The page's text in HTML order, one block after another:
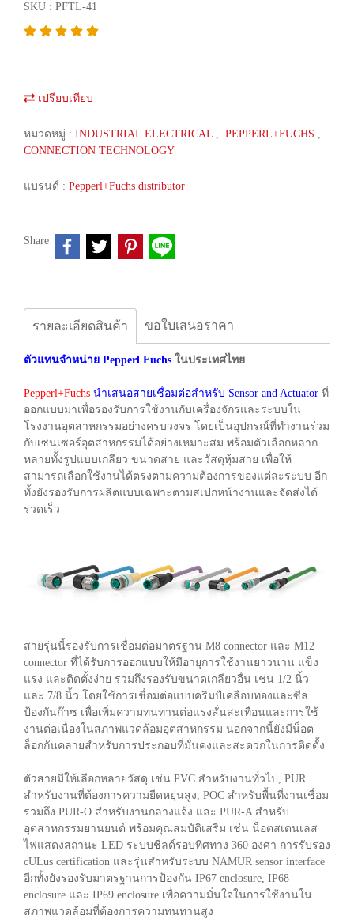
SKU : PFTL-41
เปรียบเทียบ
หมวดหมู่ : INDUSTRIAL ELECTRICAL , PEPPERL+FUCHS ,
CONNECTION TECHNOLOGY
แบรนด์ : Pepperl+Fuchs distributor
Share
รายละเอียดสินค้า ขอใบเสนอราคา
ตัวแทนจำหน่าย Pepperl Fuchs ในประเทศไทย
Pepperl+Fuchs นำเสนอสายเชื่อมต่อสำหรับ Sensor and Actuator ที่
ออกแบบมาเพื่อรองรับการใช้งานกับเครื่องจักรและระบบใน
โรงงานอุตสาหกรรมอย่างครบวงจร โดยเป็นอุปกรณ์ที่ทำงานร่วม
กับเซนเซอร์อุตสาหกรรมได้อย่างเหมาะสม พร้อมตัวเลือกหลาก
หลายทั้งรูปแบบเกลียว ขนาดสาย และวัสดุหุ้มสาย เพื่อให้
สามารถเลือกใช้งานได้ตรงตามความต้องการของแต่ละระบบ อีก
ทั้งยังรองรับการผลิตแบบเฉพาะตามสเปกหน้างานและจัดส่งได้
รวดเร็ว
สายรุ่นนี้รองรับการเชื่อมต่อมาตรฐาน M8 connector และ M12
connector ที่ได้รับการออกแบบให้มีอายุการใช้งานยาวนาน แข็ง
แรง และติดตั้งง่าย รวมถึงรองรับขนาดเกลียวอื่น เช่น 1/2 นิ้ว
และ 7/8 นิ้ว โดยใช้การเชื่อมต่อแบบคริมป์เคลือบทองและซีล
ป้องกันก๊าซ เพื่อเพิ่มความทนทานต่อแรงสั่นสะเทือนและการใช้
งานต่อเนื่องในสภาพแวดล้อมอุตสาหกรรม นอกจากนี้ยังมีน็อต
ล็อกกันคลายสำหรับการประกอบที่มั่นคงและสะดวกในการติดตั้ง
ตัวสายมีให้เลือกหลายวัสดุ เช่น PVC สำหรับงานทั่วไป, PUR
สำหรับงานที่ต้องการความยืดหยุ่นสูง, POC สำหรับพื้นที่งานเชื่อม
รวมถึง PUR-O สำหรับงานกลางแจ้ง และ PUR-A สำหรับ
อุตสาหกรรมยานยนต์ พร้อมคุณสมบัติเสริม เช่น น็อตสเตนเลส
ไฟแสดงสถานะ LED ระบบชีลด์รอบทิศทาง 360 องศา การรับรอง
cULus certification และรุ่นสำหรับระบบ NAMUR sensor interface
อีกทั้งยังรองรับมาตรฐานการป้องกัน IP67 enclosure, IP68
enclosure และ IP69 enclosure เพื่อความมั่นใจในการใช้งานใน
สภาพแวดล้อมที่ต้องการความทนทานสูง